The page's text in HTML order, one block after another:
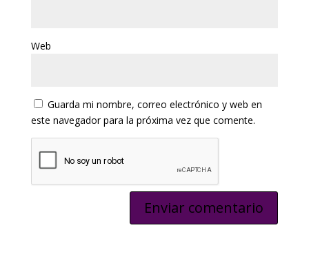
Web
Guarda mi nombre, correo electrónico y web en
este navegador para la próxima vez que comente.